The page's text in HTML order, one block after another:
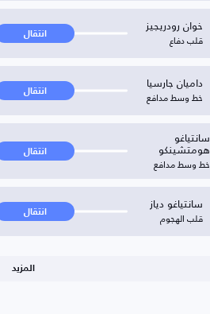
خوان رودريجيز
قلب دفاع انتقال
داميان جارسيا
خط وسط مدافع انتقال
سانتياغو
هومتشينكو
خط وسط مدافع
انتقال
سانتياغو دياز
قلب الهجوم انتقال
المزيد